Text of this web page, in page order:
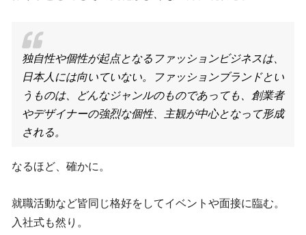
独自性や個性が起点となるファッションビジネスは、
日本人には向いていない。ファッションブランドとい
うものは、どんなジャンルのものであっても、創業者
やデザイナーの強烈な個性、主観が中心となって形成
される。
なるほど、確かに。
就職活動など皆同じ格好をしてイベントや面接に臨む。
入社式も然り。